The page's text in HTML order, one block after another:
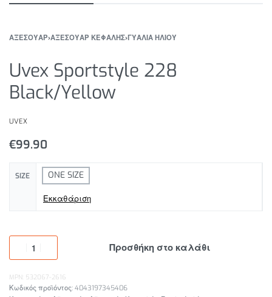
ΑΞΕΣΟΥΑΡ›ΑΞΕΣΟΥΑΡ ΚΕΦΑΛΗΣ›ΓΥΑΛΙΑ ΗΛΙΟΥ
Uvex Sportstyle 228
Black/Yellow
UVEX
€99.90
SIZE ONE SIZE
Εκκαθάριση
Προσθήκη στο καλάθι
MPN: 532067-2616
4043197345406